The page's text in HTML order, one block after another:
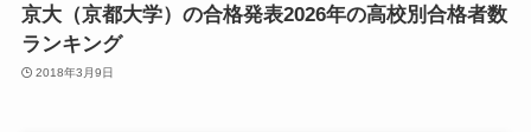
京大（京都大学）の合格発表2026年の高校別合格者数
ランキング
2018年3月9日